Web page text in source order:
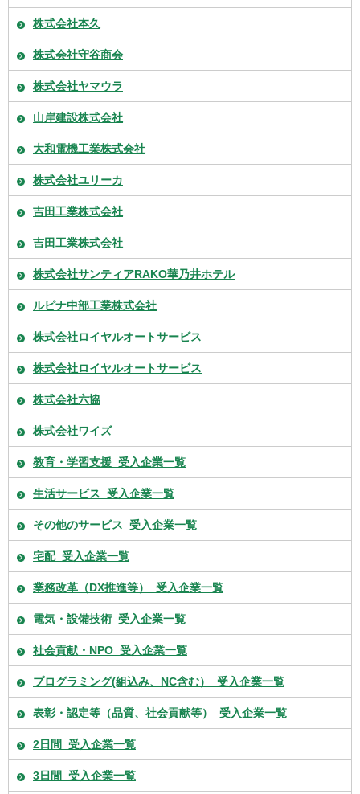
株式会社本久
株式会社守谷商会
株式会社ヤマウラ
山岸建設株式会社
大和電機工業株式会社
株式会社ユリーカ
吉田工業株式会社
吉田工業株式会社
株式会社サンティアRAKO華乃井ホテル
ルピナ中部工業株式会社
株式会社ロイヤルオートサービス
株式会社ロイヤルオートサービス
株式会社六協
株式会社ワイズ
教育・学習支援_受入企業一覧
生活サービス_受入企業一覧
その他のサービス_受入企業一覧
宅配_受入企業一覧
業務改革（DX推進等）_受入企業一覧
電気・設備技術_受入企業一覧
社会貢献・NPO_受入企業一覧
プログラミング(組込み、NC含む）_受入企業一覧
表彰・認定等（品質、社会貢献等）_受入企業一覧
2日間_受入企業一覧
3日間_受入企業一覧